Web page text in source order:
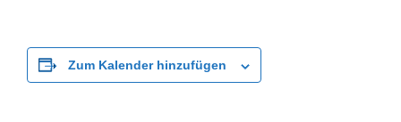
Zum Kalender hinzufügen